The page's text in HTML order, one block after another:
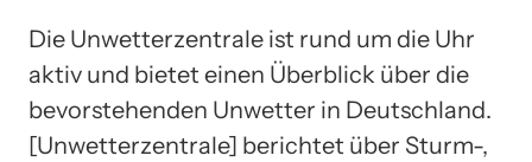
Die Unwetterzentrale ist rund um die Uhr
aktiv und bietet einen Überblick über die
bevorstehenden Unwetter in Deutschland.
[Unwetterzentrale] berichtet über Sturm-,